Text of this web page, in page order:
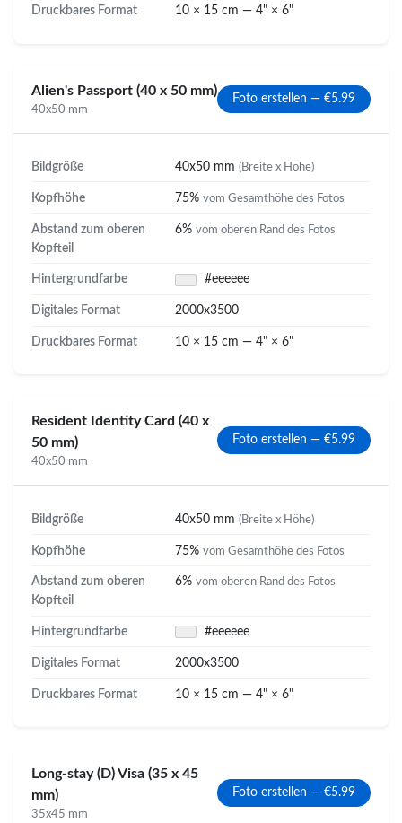
Druckbares Format 10 × 15 cm — 4" × 6"
Alien's Passport (40 x 50 mm)
40x50 mm
Foto erstellen — €5.99
Bildgröße 40x50 mm (Breite x Höhe)
Kopfhöhe 75% vom Gesamthöhe des Fotos
Abstand zum oberen
Kopfteil
6% vom oberen Rand des Fotos
Hintergrundfarbe #eeeeee
Digitales Format 2000x3500
Druckbares Format 10 × 15 cm — 4" × 6"
Resident Identity Card (40 x
50 mm)
40x50 mm
Foto erstellen — €5.99
Bildgröße 40x50 mm (Breite x Höhe)
Kopfhöhe 75% vom Gesamthöhe des Fotos
Abstand zum oberen
Kopfteil
6% vom oberen Rand des Fotos
Hintergrundfarbe #eeeeee
Digitales Format 2000x3500
Druckbares Format 10 × 15 cm — 4" × 6"
Long-stay (D) Visa (35 x 45
mm)
35x45 mm
Foto erstellen — €5.99